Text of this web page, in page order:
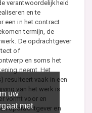
uw
met
verantwoordelijkheid
en te
een in het contract
termijn, de
De opdrachtgever
of
en soms het
neemt. Het
resulteert vaak in een
van het werk is
vormt voor en
opdrachtgever en